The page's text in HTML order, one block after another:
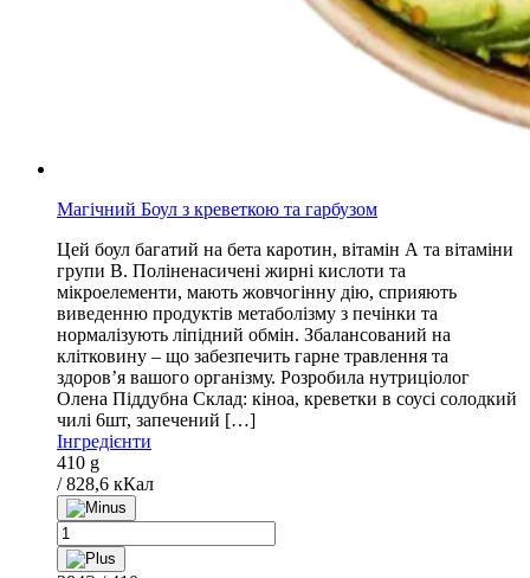
Магічний Боул з креветкою та гарбузом
Цей боул багатий на бета каротин, вітамін А та вітаміни
групи В. Поліненасичені жирні кислоти та
мікроелементи, мають жовчогінну дію, сприяють
виведенню продуктів метаболізму з печінки та
нормалізують ліпідний обмін. Збалансований на
клітковину – що забезпечить гарне травлення та
здоровʼя вашого організму. Розробила нутриціолог
Олена Піддубна Склад: кіноа, креветки в соусі солодкий
чилі 6шт, запечений […]
Інгредієнти
410 g
/ 828,6 кКал
Магічний
Боул
з